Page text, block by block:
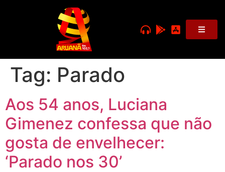
Tag: Parado
Aos 54 anos, Luciana
Gimenez confessa que não
gosta de envelhecer:
‘Parado nos 30’